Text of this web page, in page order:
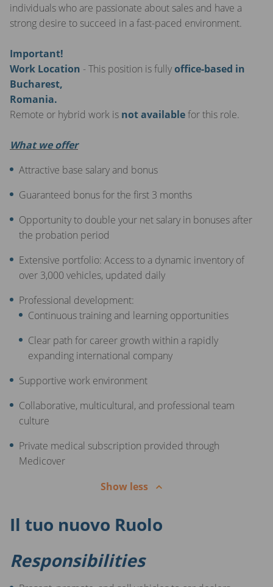
individuals who are passionate about sales and have a
strong desire to succeed in a fast-paced environment.
Important!
Work Location - This position is fullyoffice-based in
Bucharest,
Romania.
Remote or hybrid work is not availablefor this role.
What we offer
Attractive base salary and bonus
Guaranteed bonus for the first 3 months
Opportunity to double your net salary in bonuses after
the probation period
Extensive portfolio: Access to a dynamic inventory of
over 3,000 vehicles, updated daily
Professional development:
Continuous training and learning opportunities
Clear path for career growth within a rapidly
expanding international company
Supportive work environment
Collaborative, multicultural, and professional team
culture
Private medical subscription provided through
Medicover
Show less
Il tuo nuovo Ruolo
Responsibilities